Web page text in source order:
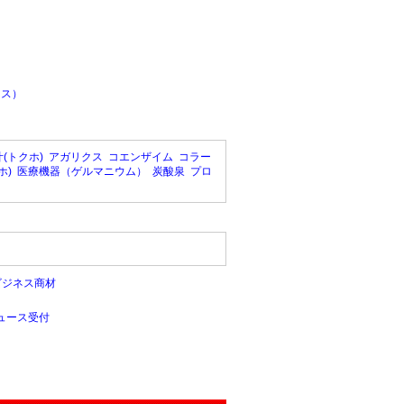
）
(トクホ) アガリクス コエンザイム コラー
) 医療機器（ゲルマニウム） 炭酸泉 プロ
ジネス商材
ース受付